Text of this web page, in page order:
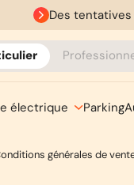
Des tentatives
électrique Parking
générales de